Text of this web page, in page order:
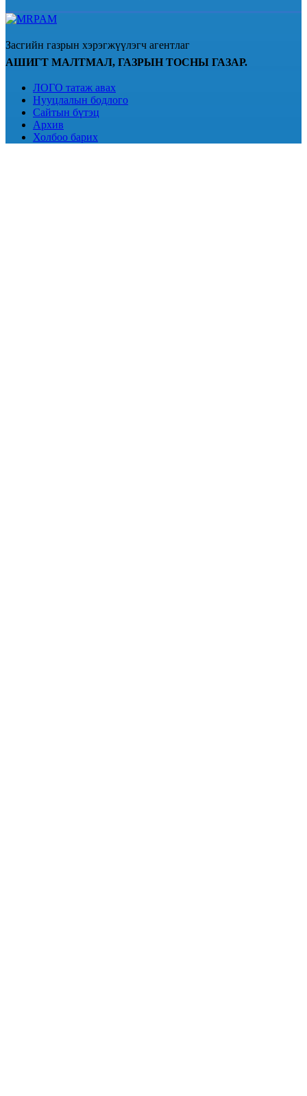
Засгийн газрын хэрэгжүүлэгч агентлаг
АШИГТ МАЛТМАЛ, ГАЗРЫН ТОСНЫ ГАЗАР.
ЛОГО татаж авах
Нууцлалын бодлого
Сайтын бүтэц
Архив
Холбоо барих